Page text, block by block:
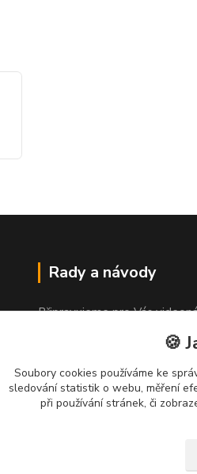
Rady a návody
Připravujeme pro Vás
🍪
Soubory cookies používáme ke
sledování statistik o webu, měření
při používání stránek, či